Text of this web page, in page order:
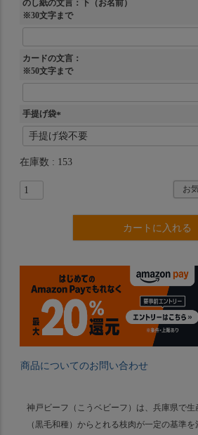
のし紙の文言：下（お名前）
※30文字まで
カードの文言：
※50文字まで
手提げ袋
(
必
)
在庫数 153
お
カートに入れる
商品についてのお問い合わせ
神戸ビーフ（こうベビーフ）は、兵庫県で生
（黒毛和種）からとれる枝肉が一定の基準